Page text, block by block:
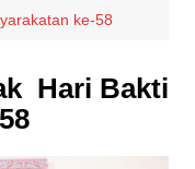
ke-58
Hari Bakti